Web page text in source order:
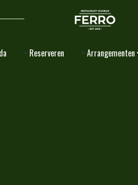
Reserveren Arrangementen